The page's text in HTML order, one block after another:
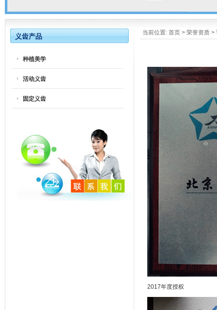
当前位置: 首页 > 荣誉资质 >
2017年度授权
义齿产品
种植美学
活动义齿
固定义齿